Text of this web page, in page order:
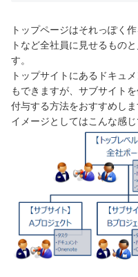
トップページはそれっぽく
トなど全社員に見せるもの
す。
トップサイトにあるドキュ
もできますが、サブサイト
付与する方法をおすすめしま
イメージとしてはこんな感じ